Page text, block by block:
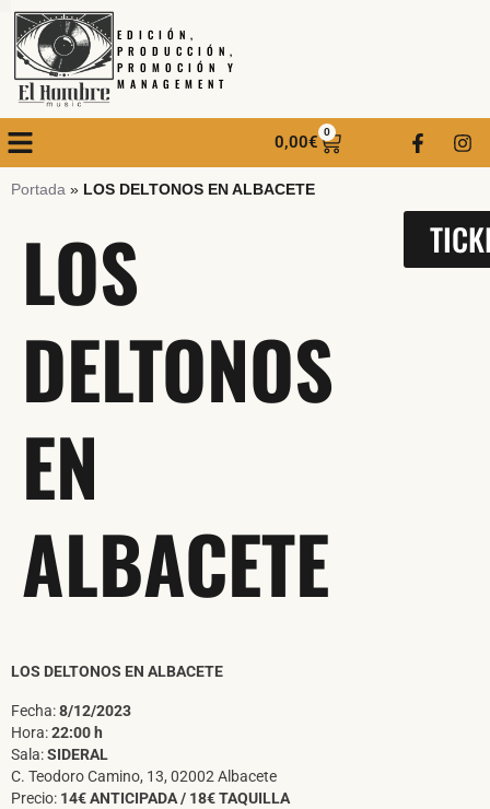
EDICIÓN,
PRODUCCIÓN,
PROMOCIÓN Y
MANAGEMENT
0,00€
0
Portada » LOS DELTONOS EN ALBACETE
LOS
DELTONOS
EN
ALBACETE
LOS DELTONOS EN ALBACETE
Fecha:8/12/2023
Hora:22:00 h
Sala:SIDERAL
C. Teodoro Camino, 13, 02002 Albacete
Precio: 14€ ANTICIPADA / 18€ TAQUILLA